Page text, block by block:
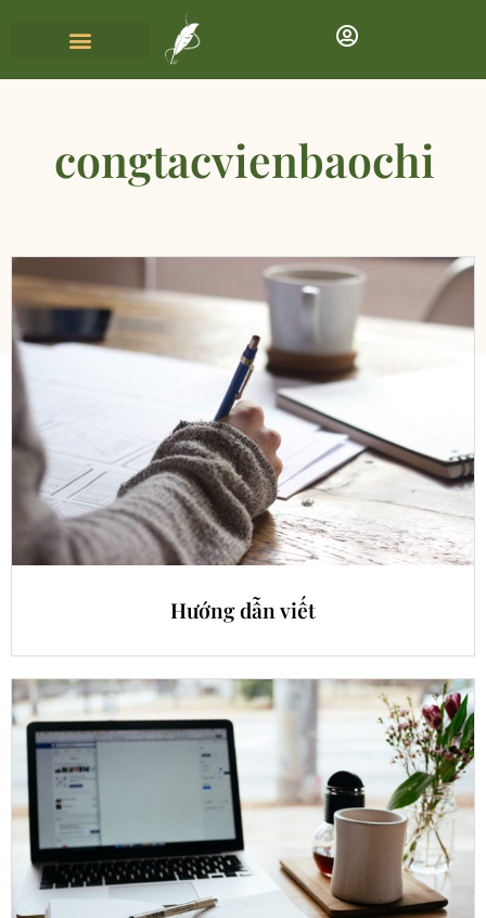
congtacvienbaochi
Hướng dẫn viết